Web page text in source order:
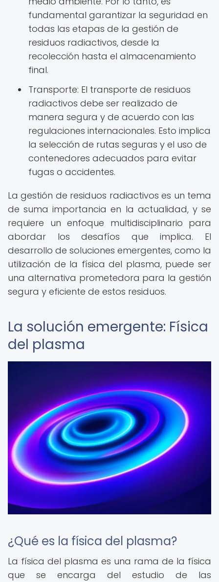
fundamental garantizar la seguridad en
todas las etapas de la gestión de
residuos radiactivos, desde la
recolección hasta el almacenamiento
final.
Transporte: El transporte de residuos
radiactivos debe ser realizado de
manera segura y de acuerdo con las
regulaciones internacionales. Esto implica
la selección de rutas seguras y el uso de
contenedores adecuados para evitar
fugas o accidentes.
La gestión de residuos radiactivos es un tema
de suma importancia en la actualidad, y se
requiere un enfoque multidisciplinario para
abordar los desafíos que implica. El
desarrollo de soluciones emergentes, como la
utilización de la física del plasma, puede ser
una alternativa prometedora para la gestión
segura y eficiente de estos residuos.
La solución emergente: Física
del plasma
¿Qué es la física del plasma?
La física del plasma es una rama de la física
que se encarga del estudio de las